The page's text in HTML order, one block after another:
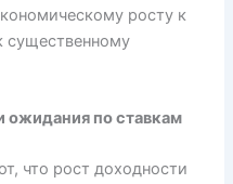
росту к
существенному
ожидания по ставкам
что рост доходности